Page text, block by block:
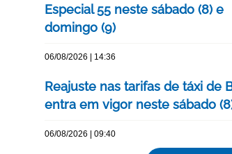
Especial 55 neste sábado (8) e
domingo (9)
06/08/2026 | 14:36
Reajuste nas tarifas de táxi de
entra em vigor neste sábado
06/08/2026 | 09:40